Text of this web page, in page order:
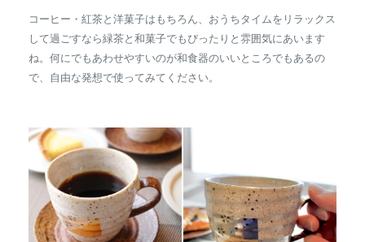
コーヒー・紅茶と洋菓子はもちろん、おうちタイムをリラックス
して過ごすなら緑茶と和菓子でもぴったりと雰囲気にあいます
ね。何にでもあわせやすいのが和食器のいいところでもあるの
で、自由な発想で使ってみてください。